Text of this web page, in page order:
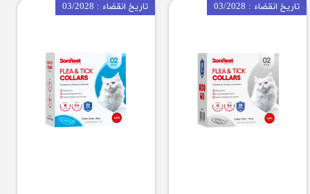
تاریخ انقضاء : 03/2028 تاریخ انقضاء : 03/2028